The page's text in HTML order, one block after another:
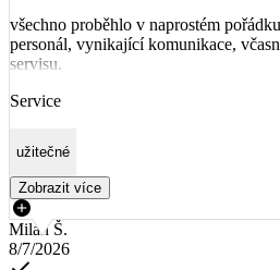
všechno proběhlo v naprostém
personál, vynikající komunikace,
servisu.
Service
užitečné
Zobrazit více
Milan Š.
8/7/2026